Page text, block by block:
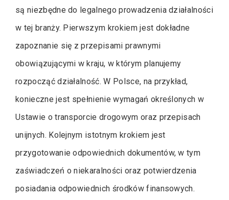
są niezbędne do legalnego prowadzenia działalności
w tej branży. Pierwszym krokiem jest dokładne
zapoznanie się z przepisami prawnymi
obowiązującymi w kraju, w którym planujemy
rozpocząć działalność. W Polsce, na przykład,
konieczne jest spełnienie wymagań określonych w
Ustawie o transporcie drogowym oraz przepisach
unijnych. Kolejnym istotnym krokiem jest
przygotowanie odpowiednich dokumentów, w tym
zaświadczeń o niekaralności oraz potwierdzenia
posiadania odpowiednich środków finansowych.